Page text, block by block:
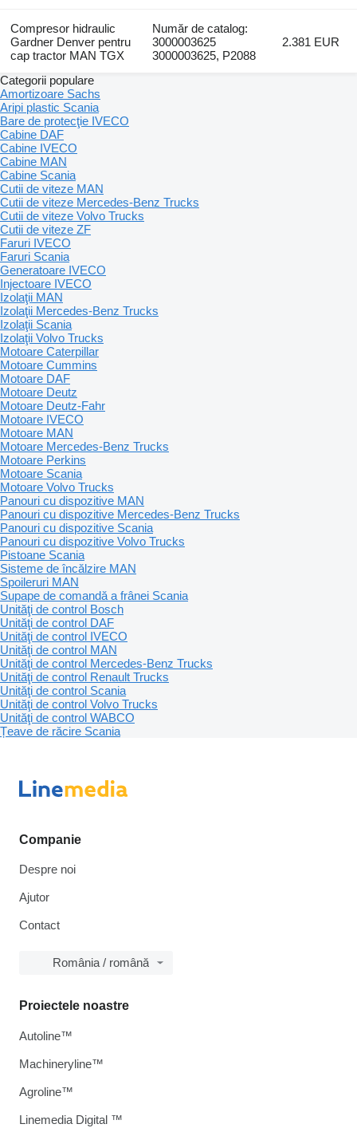
Compresor hidraulic
Gardner Denver pentru
cap tractor MAN TGX
Număr de catalog:
3000003625
3000003625, P2088
2.381 EUR
Categorii populare
Amortizoare Sachs
Aripi plastic Scania
Bare de protecţie IVECO
Cabine DAF
Cabine IVECO
Cabine MAN
Cabine Scania
Cutii de viteze MAN
Cutii de viteze Mercedes-Benz Trucks
Cutii de viteze Volvo Trucks
Cutii de viteze ZF
Faruri IVECO
Faruri Scania
Generatoare IVECO
Injectoare IVECO
Izolaţii MAN
Izolaţii Mercedes-Benz Trucks
Izolaţii Scania
Izolaţii Volvo Trucks
Motoare Caterpillar
Motoare Cummins
Motoare DAF
Motoare Deutz
Motoare Deutz-Fahr
Motoare IVECO
Motoare MAN
Motoare Mercedes-Benz Trucks
Motoare Perkins
Motoare Scania
Motoare Volvo Trucks
Panouri cu dispozitive MAN
Panouri cu dispozitive Mercedes-Benz Trucks
Panouri cu dispozitive Scania
Panouri cu dispozitive Volvo Trucks
Pistoane Scania
Sisteme de încălzire MAN
Spoileruri MAN
Supape de comandă a frânei Scania
Unităţi de control Bosch
Unităţi de control DAF
Unităţi de control IVECO
Unităţi de control MAN
Unităţi de control Mercedes-Benz Trucks
Unităţi de control Renault Trucks
Unităţi de control Scania
Unităţi de control Volvo Trucks
Unităţi de control WABCO
Țeave de răcire Scania
Companie
Despre noi
Ajutor
Contact
România / română
Proiectele noastre
Autoline™
Machineryline™
Agroline™
Linemedia Digital ™